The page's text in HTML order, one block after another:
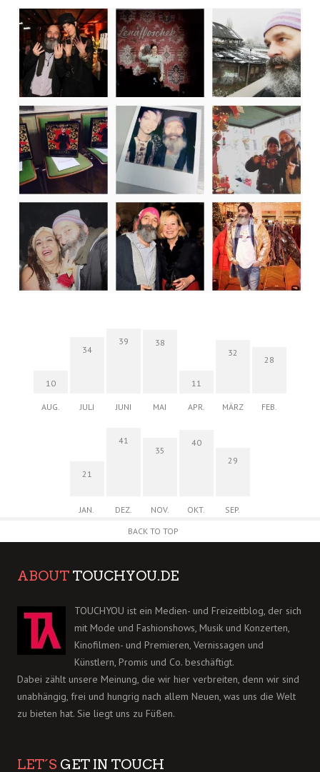
10
AUG.
34
JULI
39
JUNI
38
MAI
11
APR.
32
MÄRZ
28
FEB.
21
JAN.
41
DEZ.
35
NOV.
40
OKT.
29
SEP.
BACK TO TOP
ABOUT TOUCHYOU.DE
TOUCHYOU ist ein Medien- und Freizeitblog, der sich
mit Mode und Fashionshows, Musik und Konzerten,
Kinofilmen- und Premieren, Vernissagen und
Künstlern, Promis und Co. beschäftigt.
Dabei zählt unsere Meinung, die wir hier verbreiten, denn wir sind
unabhängig, frei und hungrig nach allem Neuen, was uns die Welt
zu bieten hat. Sie liegt uns zu Füßen.
LET´S GET IN TOUCH